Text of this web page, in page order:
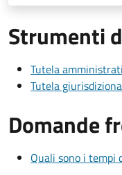
Strumenti
Tutela
Tutela
Domande
Quali sono i tempi